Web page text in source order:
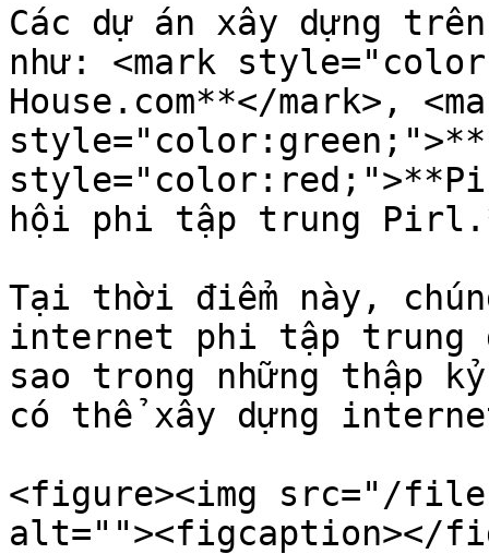
Các dự án xây dựng
như: <mark
House.com**</mark>,
hội phi tập trung
Tại thời điểm này,
internet phi tập trung
sao trong những thập
có thể xây dựng
<figure><img src="/files/
alt=""><figcaption></